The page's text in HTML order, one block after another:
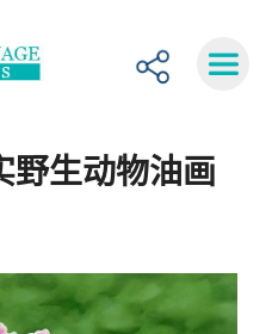
野生动物油画